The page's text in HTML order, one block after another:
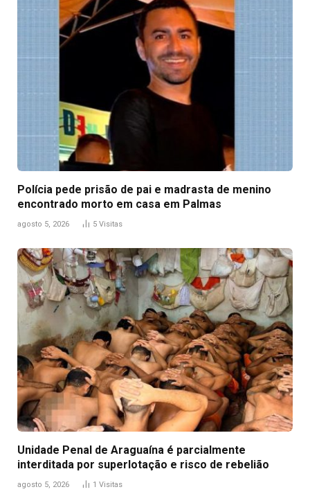
Polícia pede prisão de pai e madrasta de menino
encontrado morto em casa em Palmas
agosto 5, 2026 5 Visitas
Unidade Penal de Araguaína é parcialmente
interditada por superlotação e risco de rebelião
agosto 5, 2026 1 Visitas